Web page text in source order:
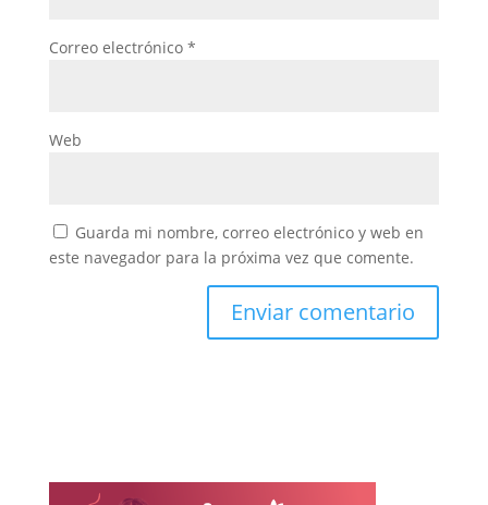
Correo electrónico *
Web
Guarda mi nombre, correo electrónico y web en
este navegador para la próxima vez que comente.